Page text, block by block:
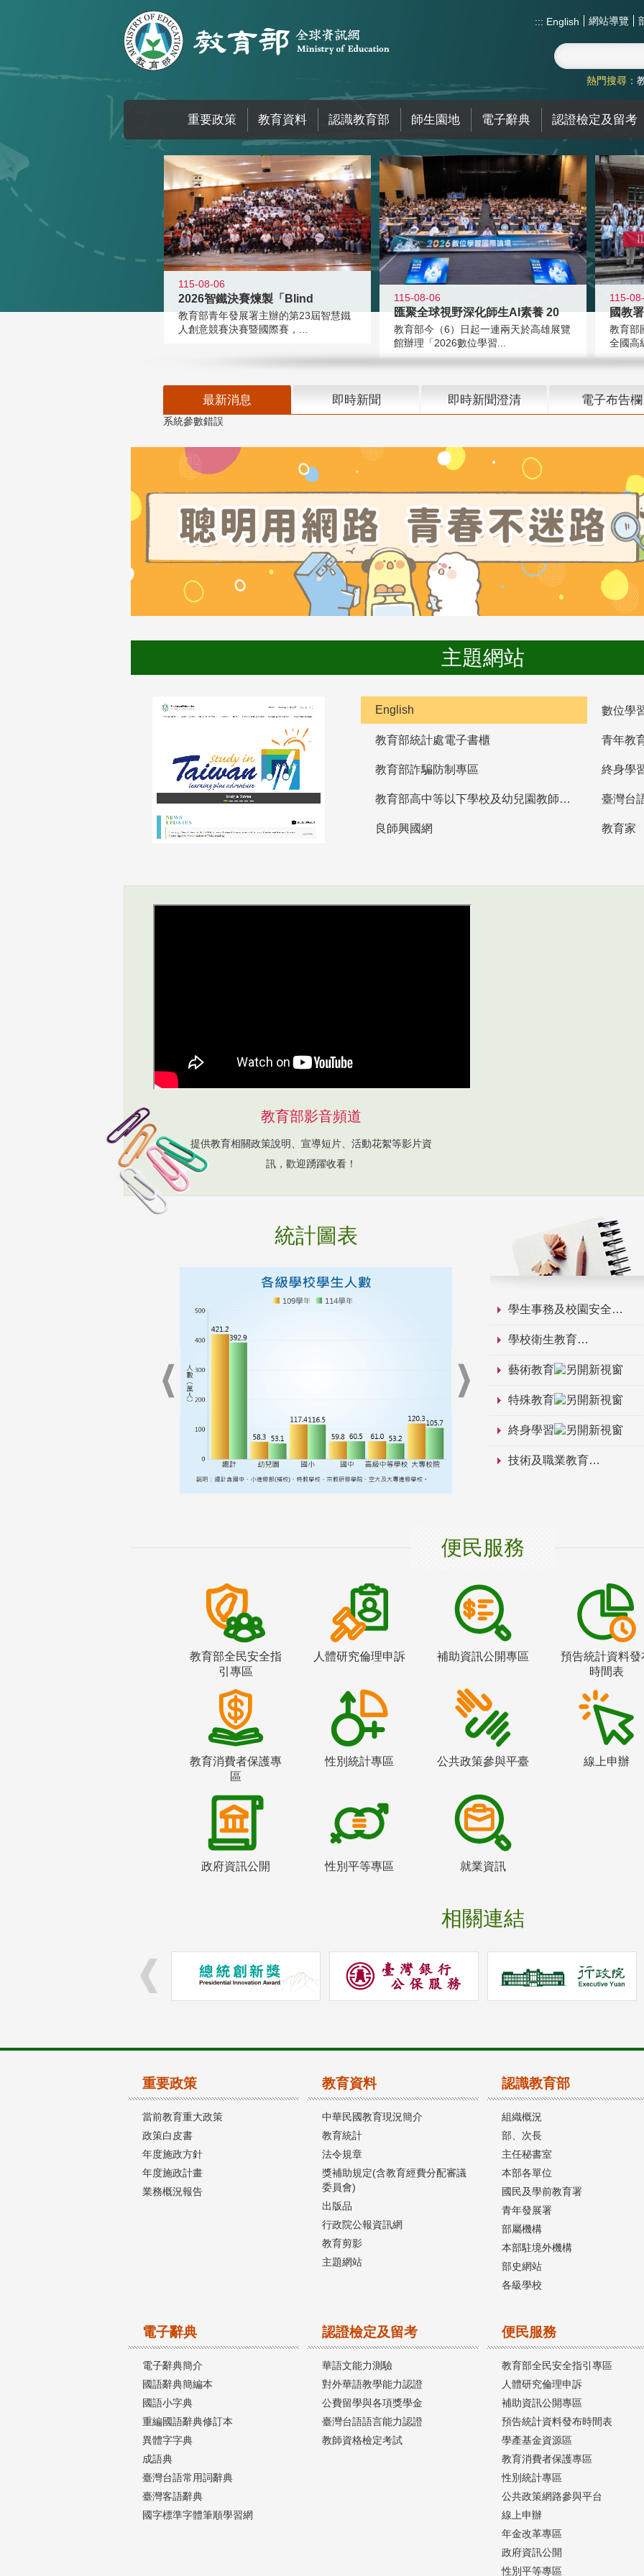
::: English 網站導覽
熱門搜尋：
重要政策 教育資料 認識教育部 師生園地 電子辭典 認證檢定及留考
:::
115-08-06
2026智鐵決賽煉製「Blind
教育部青年發展署主辦的第23屆智慧鐵
人創意競賽決賽暨國際賽，...
115-08-06
匯聚全球視野深化師生AI素養 20
教育部今（6）日起一連兩天於高雄展覽
館辦理「2026數位學習...
115-
教育部
全國高
最新消息 即時新聞 即時新聞澄清 電子布告欄
系統參數錯誤
主題網站
English 數位學
教育部統計處電子書櫃 青年教
教育部詐騙防制專區 終身學
教育部高中等以下學校及幼兒園教師資格檢定考試 臺灣台
良師興國網 教育家
教育部影音頻道
提供教育相關政策說明、宣導短片、活動花絮等影片資
訊，歡迎踴躍收看！
統計圖表
學生事務及校園安全
學校衛生教育
藝術教育
特殊教育
終身學習
技術及職業教育
便民服務
教育部全民安全指
引專區
人體研究倫理申訴 補助資訊公開專區
預告統計資料發
時間表
教育消費者保護專
區
性別統計專區 公共政策參與平臺 線上申辦
政府資訊公開 性別平等專區 就業資訊
相關連結
重要政策
當前教育重大政策
政策白皮書
年度施政方針
年度施政計畫
業務概況報告
教育資料
中華民國教育現況簡介
教育統計
法令規章
獎補助規定(含教育經費分配審議
委員會)
出版品
行政院公報資訊網
教育剪影
主題網站
認識教育部
組織概況
部、次長
主任秘書室
本部各單位
國民及學前教育署
青年發展署
部屬機構
本部駐境外機構
部史網站
各級學校
電子辭典
電子辭典簡介
國語辭典簡編本
國語小字典
重編國語辭典修訂本
異體字字典
成語典
臺灣台語常用詞辭典
臺灣客語辭典
國字標準字體筆順學習網
認證檢定及留考
華語文能力測驗
對外華語教學能力認證
公費留學與各項獎學金
臺灣台語語言能力認證
教師資格檢定考試
便民服務
教育部全民安全指引專區
人體研究倫理申訴
補助資訊公開專區
預告統計資料發布時間表
學產基金資源區
教育消費者保護專區
性別統計專區
公共政策網路參與平台
線上申辦
年金改革專區
政府資訊公開
性別平等專區